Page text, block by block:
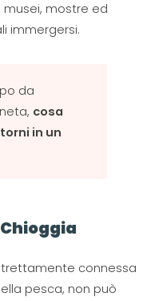
musei, mostre ed
immergersi.
da
cosa
in un
connessa
pesca, non può